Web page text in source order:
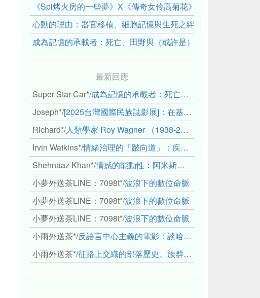
《Spi烤火房的一些夢》X《傳奇女伶高菊花》： 透過紀錄片
心動的理由：器官移植、細胞記憶與生死之絆
成為記憶的承載者：死亡、田野與（或許是）人類學的成年禮
最新回應
Super Star Car*/成為記憶的承載者：死亡、田野與（或許是）人類學的成年禮
Joseph*/[2025台灣國際民族誌影展]：在基礎設施的邊緣，聆聽人的呼吸
Richard*/人類學家 Roy Wagner （1938-2018）
Irvin Watkins*/情緒治理的「跛向道」：疾病與文化象徵的轉變舉例
Shehnaaz Khan*/情感的能動性：阿米斯音樂節的「對話觀察」
小夢外送茶LINE：7098t*/波浪下的數位命脈
小夢外送茶LINE：7098t*/波浪下的數位命脈
小夢外送茶LINE：7098t*/波浪下的數位命脈
小雨外送茶*/反語言中心主義的電影：談哈佛感官民族誌實驗室
小雨外送茶*/征路上交織的部落歷史、族群與國家邊界敘事： 《路有多長》、《高砂的翅膀》、《檔案／李光輝》